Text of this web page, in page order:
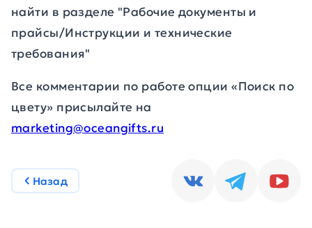
найти в разделе "Рабочие документы и
прайсы/Инструкции и технические
требования"
Все комментарии по работе опции «Поиск по
цвету» присылайте на
marketing@oceangifts.ru
Назад